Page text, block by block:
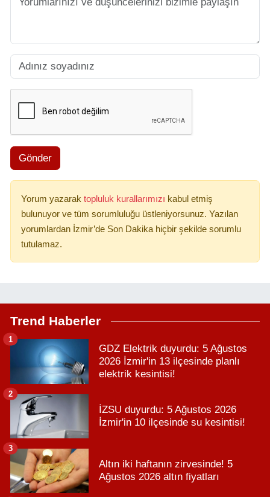
Gönder
Yorum yazarak topluluk kurallarımızı kabul etmiş
bulunuyor ve tüm sorumluluğu üstleniyorsunuz. Yazılan
yorumlardan İzmir’de Son Dakika hiçbir şekilde sorumlu
tutulamaz.
Trend Haberler
GDZ Elektrik duyurdu: 5 Ağustos
2026 İzmir'in 13 ilçesinde planlı
elektrik kesintisi!
1
İZSU duyurdu: 5 Ağustos 2026
İzmir'in 10 ilçesinde su kesintisi!
2
Altın iki haftanın zirvesinde! 5
Ağustos 2026 altın fiyatları
3